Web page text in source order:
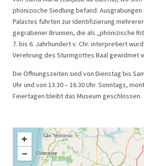
phönizische Siedlung befand. Ausgrabungen
Palastes führten zur Identifizierung
gegrabener Brunnen, die als „phönizische
7. bis 6. Jahrhundert v. Chr. interpretiert
Verehrung des Sturmgottes Baal gewidmet
Die Öffnungszeiten sind von Dienstag bis
Uhr und von 13.30 – 16.30 Uhr. Sonntags,
Feiertagen bleibt das Museum geschlossen.
+
−